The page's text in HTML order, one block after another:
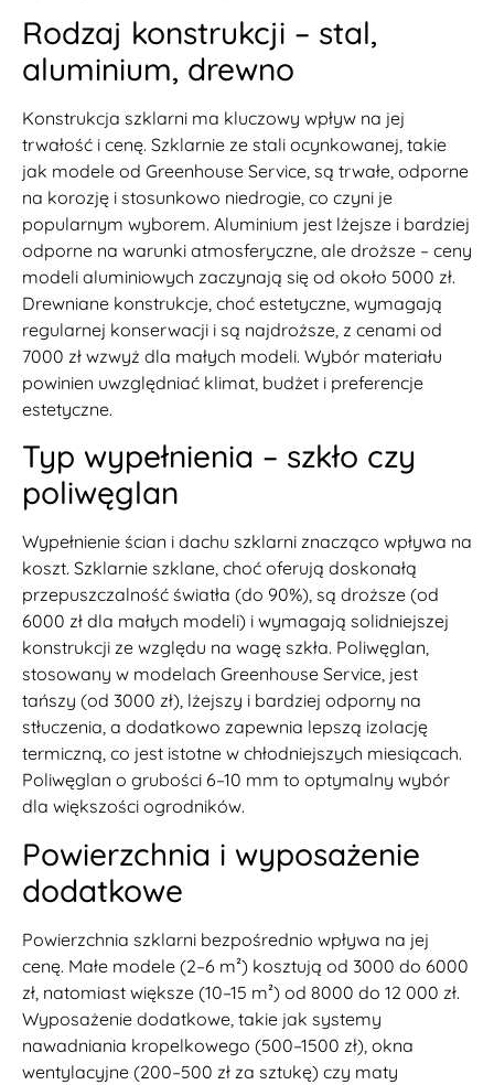
Rodzaj konstrukcji – stal,
aluminium, drewno
Konstrukcja szklarni ma kluczowy wpływ na jej
trwałość i cenę. Szklarnie ze stali ocynkowanej, takie
jak modele od Greenhouse Service, są trwałe, odporne
na korozję i stosunkowo niedrogie, co czyni je
popularnym wyborem. Aluminium jest lżejsze i bardziej
odporne na warunki atmosferyczne, ale droższe – ceny
modeli aluminiowych zaczynają się od około 5000 zł.
Drewniane konstrukcje, choć estetyczne, wymagają
regularnej konserwacji i są najdroższe, z cenami od
7000 zł wzwyż dla małych modeli. Wybór materiału
powinien uwzględniać klimat, budżet i preferencje
estetyczne.
Typ wypełnienia – szkło czy
poliwęglan
Wypełnienie ścian i dachu szklarni znacząco wpływa na
koszt. Szklarnie szklane, choć oferują doskonałą
przepuszczalność światła (do 90%), są droższe (od
6000 zł dla małych modeli) i wymagają solidniejszej
konstrukcji ze względu na wagę szkła. Poliwęglan,
stosowany w modelach Greenhouse Service, jest
tańszy (od 3000 zł), lżejszy i bardziej odporny na
stłuczenia, a dodatkowo zapewnia lepszą izolację
termiczną, co jest istotne w chłodniejszych miesiącach.
Poliwęglan o grubości 6–10 mm to optymalny wybór
dla większości ogrodników.
Powierzchnia i wyposażenie
dodatkowe
Powierzchnia szklarni bezpośrednio wpływa na jej
cenę. Małe modele (2–6 m²) kosztują od 3000 do 6000
zł, natomiast większe (10–15 m²) od 8000 do 12 000 zł.
Wyposażenie dodatkowe, takie jak systemy
nawadniania kropelkowego (500–1500 zł), okna
wentylacyjne (200–500 zł za sztukę) czy maty